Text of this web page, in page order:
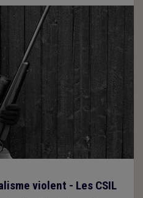
violent - Les CSIL